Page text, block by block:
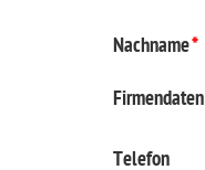
Nachname*
Firmendaten
Telefon